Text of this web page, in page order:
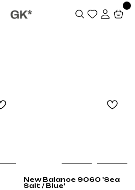
New Balance 9060 'Sea
Salt / Blue'